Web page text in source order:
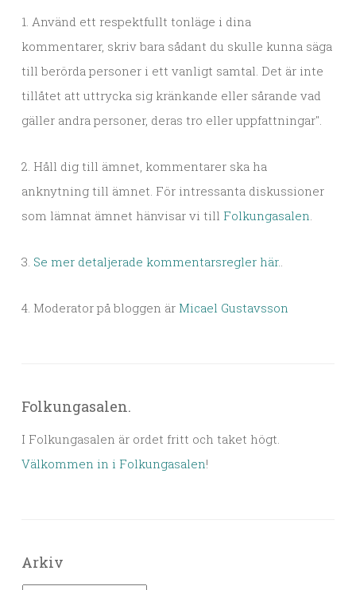
1. Använd ett respektfullt tonläge i dina
kommentarer, skriv bara sådant du skulle kunna säga
till berörda personer i ett vanligt samtal. Det är inte
tillåtet att uttrycka sig kränkande eller sårande vad
gäller andra personer, deras tro eller uppfattningar".
2. Håll dig till ämnet, kommentarer ska ha
anknytning till ämnet. För intressanta diskussioner
som lämnat ämnet hänvisar vi till Folkungasalen.
3. Se mer detaljerade kommentarsregler här..
4. Moderator på bloggen är Micael Gustavsson
Folkungasalen.
I Folkungasalen är ordet fritt och taket högt.
Välkommen in i Folkungasalen!
Arkiv